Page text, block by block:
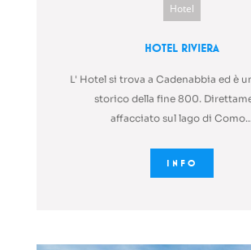
Hotel
Hotel Riviera
L' Hotel si trova a Cadenabbia ed è
storico della fine 800.
affacciato sul lago di Como...
INFO